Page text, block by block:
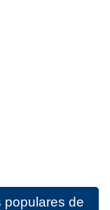
populares de